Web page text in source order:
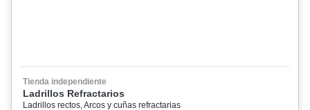
Tienda independiente
Ladrillos Refractarios
Ladrillos rectos, Arcos y cuñas refractarias